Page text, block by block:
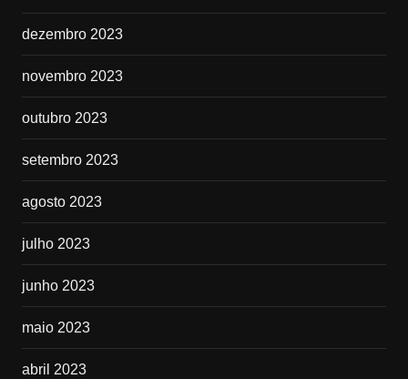
dezembro 2023
novembro 2023
outubro 2023
setembro 2023
agosto 2023
julho 2023
junho 2023
maio 2023
abril 2023